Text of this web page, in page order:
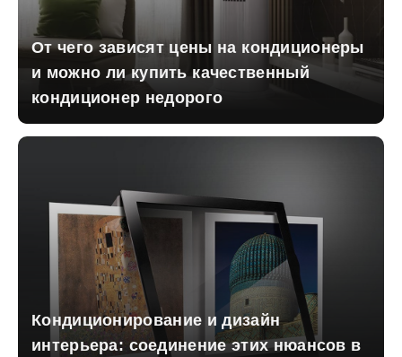
От чего зависят цены на кондиционеры
и можно ли купить качественный
кондиционер недорого
Кондиционирование и дизайн
интерьера: соединение этих нюансов в